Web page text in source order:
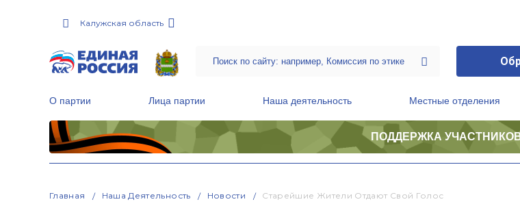
Калужская область
О партии Лица партии Наша деятельность Местные отделения
ПОДДЕРЖКА
Главная Наша Деятельность Новости Старейшие Жители Отдают Свой Голос